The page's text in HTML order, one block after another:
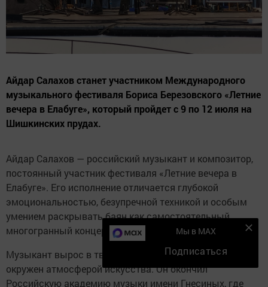
Айдар Салахов станет участником Международного
музыкального фестиваля Бориса Березовского «Летние
вечера в Елабуге», который пройдет с 9 по 12 июля на
Шишкинских прудах.
Айдар Салахов — российский музыкант и композитор,
постоянный участник фестиваля «Летние вечера в
Елабуге». Его исполнение отличается глубокой
эмоциональностью, безупречной техникой и особым
умением раскрывать баян как самостоятельный
многогранный концертный инструмент.
Музыкант вырос в творческой семье и с детства был
окружен атмосферой искусства. Он окончил
Российскую академию музыки имени Гнесиных, где
Мы в MAX
Подписаться